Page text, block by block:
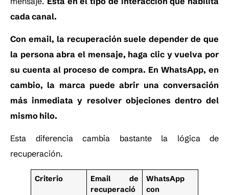
cada canal.
Con email, la recuperación suele depender de que
la persona abra el mensaje, haga clic y vuelva por
su cuenta al proceso de compra. En WhatsApp, en
cambio, la marca puede abrir una conversación
más inmediata y resolver objeciones dentro del
mismo hilo.
Esta diferencia cambia bastante la lógica de
recuperación.
Criterio
Email de
recuperació
WhatsApp
con